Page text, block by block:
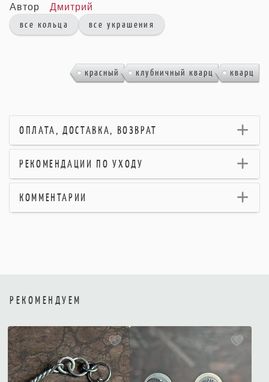
Автор
Дмитрий
все кольца все украшения
красный , клубничный кварц , кварц
ОПЛАТА, ДОСТАВКА, ВОЗВРАТ
РЕКОМЕНДАЦИИ ПО УХОДУ
КОММЕНТАРИИ
РЕКОМЕНДУЕМ